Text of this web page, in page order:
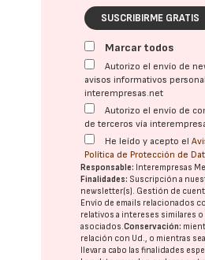
SUSCRIBIRME GRATIS
Marcar todos
Autorizo el envío de
avisos informativos
interempresas.net
Autorizo el envío de
de terceros vía
He leído y acepto el
Política de Protección de
Responsable: Interempresas
Finalidades: Suscripción a
newsletter(s). Gestión de
Envío de emails relacionados
relativos a intereses similares o
asociados.Conservación:
relación con Ud., o mientras
llevar a cabo las finalidades